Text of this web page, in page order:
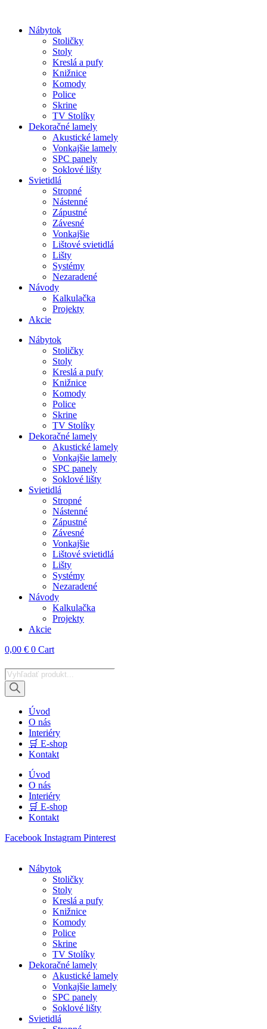
obsah
Nábytok
Stoličky
Stoly
Kreslá a pufy
Knižnice
Komody
Police
Skrine
TV Stolíky
Dekoračné lamely
Akustické lamely
Vonkajšie lamely
SPC panely
Soklové lišty
Svietidlá
Stropné
Nástenné
Zápustné
Závesné
Vonkajšie
Lištové svietidlá
Lišty
Systémy
Nezaradené
Návody
Kalkulačka
Projekty
Akcie
Nábytok
Stoličky
Stoly
Kreslá a pufy
Knižnice
Komody
Police
Skrine
TV Stolíky
Dekoračné lamely
Akustické lamely
Vonkajšie lamely
SPC panely
Soklové lišty
Svietidlá
Stropné
Nástenné
Zápustné
Závesné
Vonkajšie
Lištové svietidlá
Lišty
Systémy
Nezaradené
Návody
Kalkulačka
Projekty
Akcie
0,00 € 0 Cart
Products
search
Úvod
O nás
Interiéry
🛒 E-shop
Kontakt
Úvod
O nás
Interiéry
🛒 E-shop
Kontakt
Facebook Instagram Pinterest
Nábytok
Stoličky
Stoly
Kreslá a pufy
Knižnice
Komody
Police
Skrine
TV Stolíky
Dekoračné lamely
Akustické lamely
Vonkajšie lamely
SPC panely
Soklové lišty
Svietidlá